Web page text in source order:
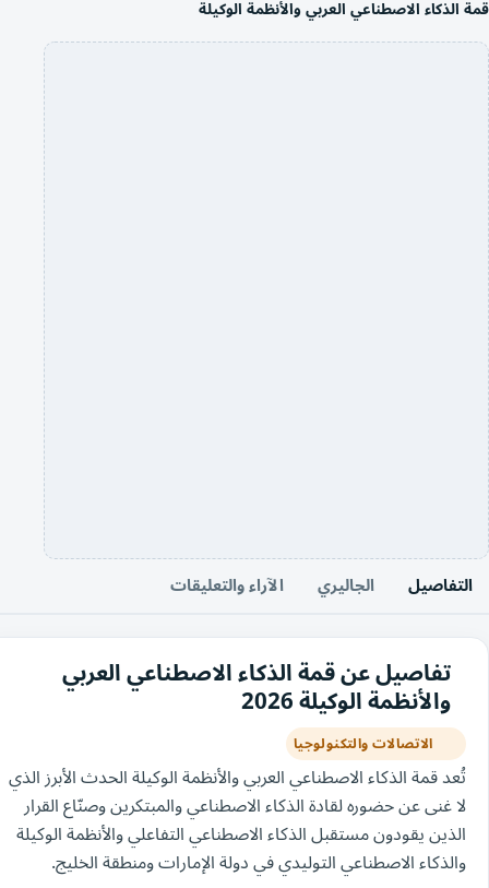
قمة الذكاء الاصطناعي العربي والأنظمة الوكيلة
التفاصيل الجاليري الآراء والتعليقات
تفاصيل عن قمة الذكاء الاصطناعي العربي
والأنظمة الوكيلة 2026
الاتصالات والتكنولوجيا
تُعد قمة الذكاء الاصطناعي العربي والأنظمة الوكيلة الحدث الأبرز الذي
لا غنى عن حضوره لقادة الذكاء الاصطناعي والمبتكرين وصنّاع القرار
الذين يقودون مستقبل الذكاء الاصطناعي التفاعلي والأنظمة الوكيلة
والذكاء الاصطناعي التوليدي في دولة الإمارات ومنطقة الخليج.